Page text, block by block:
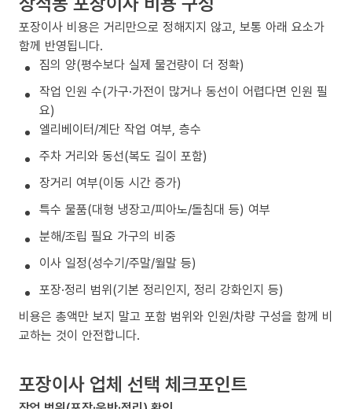
포장이사 비용은 거리만으로 정해지지 않고, 보통 아래 요소가
함께 반영됩니다.
짐의 양(평수보다 실제 물건량이 더 정확)
작업 인원 수(가구·가전이 많거나 동선이 어렵다면 인원 필
요)
엘리베이터/계단 작업 여부, 층수
주차 거리와 동선(복도 길이 포함)
장거리 여부(이동 시간 증가)
특수 물품(대형 냉장고/피아노/돌침대 등) 여부
분해/조립 필요 가구의 비중
이사 일정(성수기/주말/월말 등)
포장·정리 범위(기본 정리인지, 정리 강화인지 등)
비용은 총액만 보지 말고 포함 범위와 인원/차량 구성을 함께 비
교하는 것이 안전합니다.
포장이사 업체 선택 체크포인트